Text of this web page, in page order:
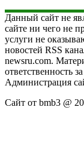
Данный сайт не
сайте ни чего не
услуги не
новостей RSS
newsru.com.
ответственность
Администрация
Сайт от bmb3 @